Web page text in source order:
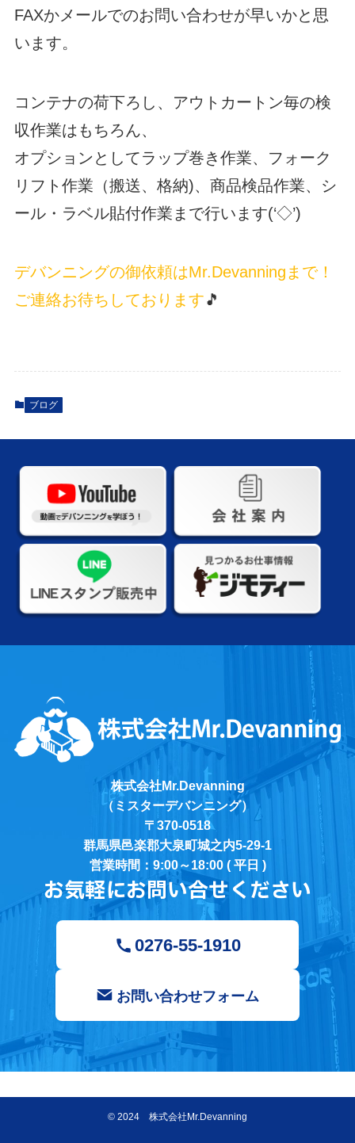
FAXかメールでのお問い合わせが早いかと思
います。
コンテナの荷下ろし、アウトカートン毎の検
収作業はもちろん、
オプションとしてラップ巻き作業、フォーク
リフト作業（搬送、格納)、商品検品作業、シ
ール・ラベル貼付作業まで行います(‘◇’)ゞ
デバンニングの御依頼はMr.Devanningまで！
ご連絡お待ちしております🎵
ブログ
株式会社Mr.Devanning
（ミスターデバンニング）
〒370-0518
群馬県邑楽郡大泉町城之内5-29-1
営業時間：9:00～18:00 ( 平日 )
お気軽にお問い合せください
0276-55-1910
お問い合わせフォーム
© 2024 株式会社Mr.Devanning